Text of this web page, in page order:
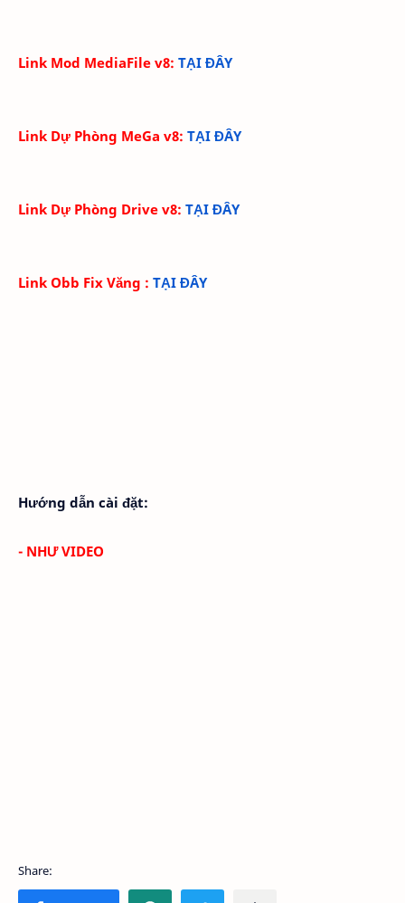
Link Mod MediaFile v8: TẠI ĐÂY
Link Dự Phòng MeGa v8: TẠI ĐÂY
Link Dự Phòng Drive v8: TẠI ĐÂY
Link Obb Fix Văng : TẠI ĐÂY
Hướng dẫn cài đặt:
- NHƯ VIDEO